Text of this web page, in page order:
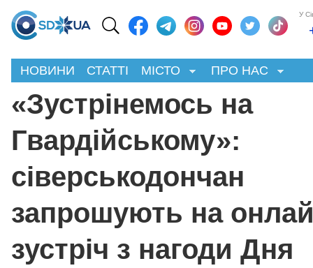
У
НОВИНИ СТАТТІ МІСТО ПРО НАС
«Зустрінемось на
Гвардійському»:
сіверськодончан
запрошують на
зустріч з нагоди Дня